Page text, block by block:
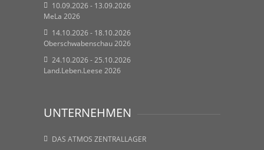
10.09.2026 - 13.09.2026
MeLa 2026
14.10.2026 - 18.10.2026
Oberschwabenschau 2026
24.10.2026 - 25.10.2026
Land.Leben.Leese 2026
UNTERNEHMEN
DAS ATMOS ZENTRALLAGER